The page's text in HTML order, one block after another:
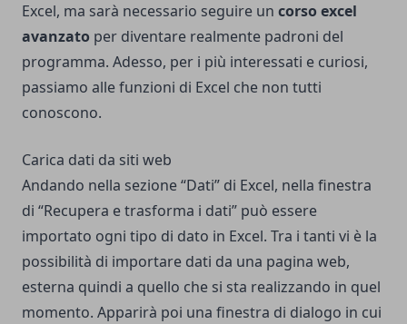
Excel, ma sarà necessario seguire un corso excel
avanzato per diventare realmente padroni del
programma. Adesso, per i più interessati e curiosi,
passiamo alle funzioni di Excel che non tutti
conoscono.
Carica dati da siti web
Andando nella sezione “Dati” di Excel, nella finestra
di “Recupera e trasforma i dati” può essere
importato ogni tipo di dato in Excel. Tra i tanti vi è la
possibilità di importare dati da una pagina web,
esterna quindi a quello che si sta realizzando in quel
momento. Apparirà poi una finestra di dialogo in cui